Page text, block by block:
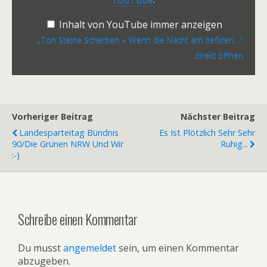
Inhalt von YouTube immer anzeigen
„Ton Steine Scherben – Wenn die Nacht am tiefsten…“
direkt öffnen
Vorheriger Beitrag
Landesparteitag Bündnis
90/Die Grünen NRW Und Wir
:-)
Nächster Beitrag
Es Ist Plötzlich Sehr Sehr
Ruhig...
Schreibe einen Kommentar
Du musstangemeldetsein, um einen Kommentar
abzugeben.